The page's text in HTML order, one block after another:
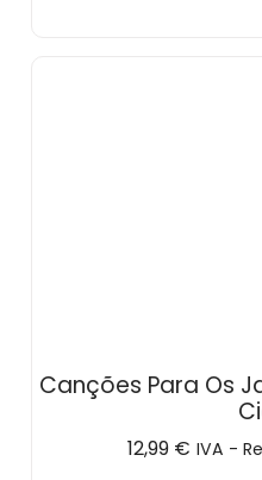
Canções Para Os
12,99 € IVA -